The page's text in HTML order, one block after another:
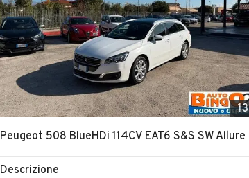
13
Peugeot 508 BlueHDi 114CV EAT6 S&S SW Allure
Descrizione